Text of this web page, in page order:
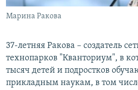
Марина Ракова
37-летняя Ракова – создатель
технопарков "Кванториум", в
тысяч детей и подростков
прикладным наукам, в том